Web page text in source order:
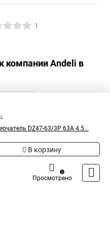
1
компанииAndeli в
DZ47-63/3P 63A 4.5...
В корзину
Просмотрено
1